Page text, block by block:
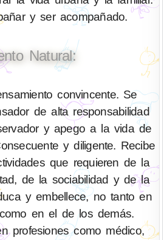
y ser acompañado.
Natural:
convincente. Se
de alta responsabilidad
y apego a la vida de
y diligente. Recibe
que requieren de la
de la sociabilidad y de la
y embellece, no tanto en
en el de los demás.
profesiones como médico,